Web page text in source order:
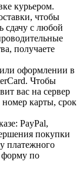
курьером.
чтобы
сдачу с любой
получаете
оформлении в
Чтобы
вас на сервер
карты, срок
PayPal,
покупки
платежного
форму по